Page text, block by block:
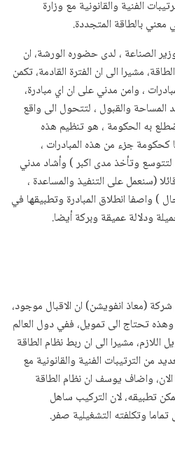
الفنية والقانونية مع وزارة
بالطاقة المتجددة.
الصناعة ، لدى حضوره الورشة، ان
مشيرا الى ان الفترة القادمة، تكمن
، وامن مدني على ان اي مبادرة،
والقبول ، لتتحول الى واقع
به الحكومة ، هو تنظيم هذه
كحكومة جزء من هذه المبادرات ،
وتأخذ مدى اكبر ) وأشاد مدني
(سنعمل على التنفيذ والمساعدة ،
) واصفا انطلاق المبادرة وتطبيقها في
ودلالة عميقة وبركة أيضا.
(معاذ انفويشن) ان الاقبال موجود،
وهذه تحتاج الى تمويل، ففي دول العالم
اللازم، مشيرا الى ان ربط نظام الطاقة
من الترتيبات الفنية والقانونية مع
الان، واضاف يوسف ان نظام الطاقة
تطبيقه، لان التركيب ساهل
وتكلفته التشغيلية صفر.